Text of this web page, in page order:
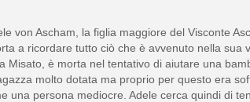
von Ascham, la figlia maggiore del Visconte
a ricordare tutto ciò che è avvenuto nella
Misato, è morta nel tentativo di aiutare una
molto dotata ma proprio per questo era
una persona mediocre. Adele cerca quindi di